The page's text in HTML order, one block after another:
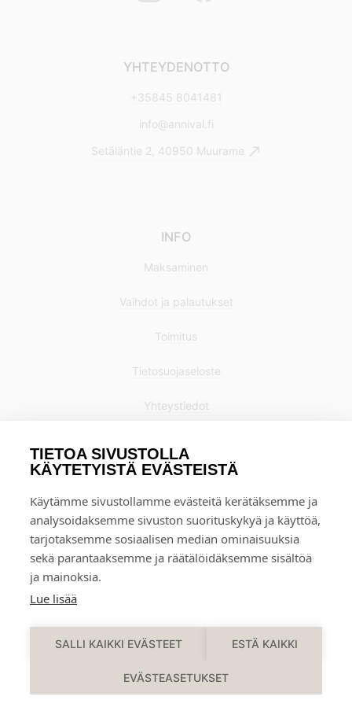
TIETOA SIVUSTOLLA
KÄYTETYISTÄ EVÄSTEISTÄ
Käytämme sivustollamme evästeitä kerätäksemme ja
analysoidaksemme sivuston suorituskykyä ja käyttöä,
tarjotaksemme sosiaalisen median ominaisuuksia
sekä parantaaksemme ja räätälöidäksemme sisältöä
ja mainoksia.
Lue lisää
SALLI KAIKKI EVÄSTEET ESTÄ KAIKKI
EVÄSTEASETUKSET
YHTEYDENOTTO
+35845 8041481
info@annival.fi
Setäläntie 2, 40950 Muurame
INFO
Maksaminen
Vaihdot ja palautukset
Toimitus
Tietosuojaseloste
Yhteystiedot